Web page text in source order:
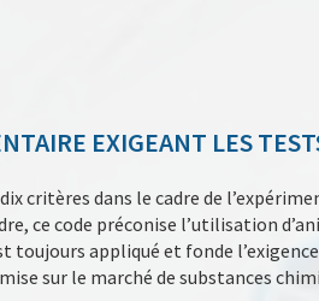
EXIGEANT LES
critères dans le cadre de
ce code préconise l’utilisation
toujours appliqué et fonde
sur le marché de substances